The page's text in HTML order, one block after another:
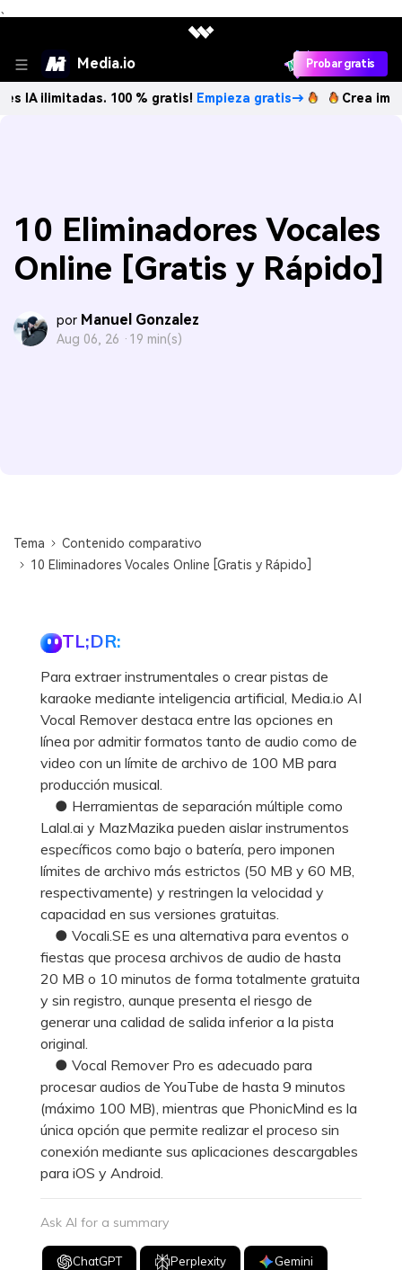
、
Media.io Probar gratis
100 % gratis!Empieza gratis→ Crea imágenes
10 Eliminadores Vocales
Online [Gratis y Rápido]
por Manuel Gonzalez
Aug 06, 26 · 19 min(s)
Tema
Contenido comparativo
10 Eliminadores Vocales Online [Gratis y Rápido]
TL;DR:
Para extraer instrumentales o crear pistas de
karaoke mediante inteligencia artificial, Media.io AI
Vocal Remover destaca entre las opciones en
línea por admitir formatos tanto de audio como de
video con un límite de archivo de 100 MB para
producción musical.
● Herramientas de separación múltiple como
Lalal.ai y MazMazika pueden aislar instrumentos
específicos como bajo o batería, pero imponen
límites de archivo más estrictos (50 MB y 60 MB,
respectivamente) y restringen la velocidad y
capacidad en sus versiones gratuitas.
● Vocali.SE es una alternativa para eventos o
fiestas que procesa archivos de audio de hasta
20 MB o 10 minutos de forma totalmente gratuita
y sin registro, aunque presenta el riesgo de
generar una calidad de salida inferior a la pista
original.
● Vocal Remover Pro es adecuado para
procesar audios de YouTube de hasta 9 minutos
(máximo 100 MB), mientras que PhonicMind es la
única opción que permite realizar el proceso sin
conexión mediante sus aplicaciones descargables
para iOS y Android.
Ask AI for a summary
ChatGPT Perplexity Gemini